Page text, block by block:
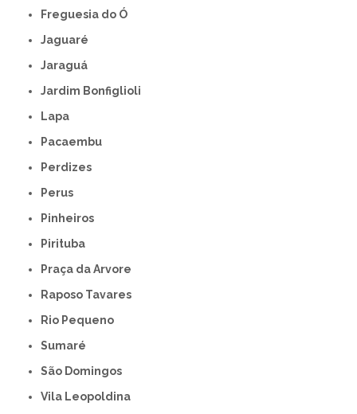
Freguesia do Ó
Jaguaré
Jaraguá
Jardim Bonfiglioli
Lapa
Pacaembu
Perdizes
Perus
Pinheiros
Pirituba
Praça da Arvore
Raposo Tavares
Rio Pequeno
Sumaré
São Domingos
Vila Leopoldina